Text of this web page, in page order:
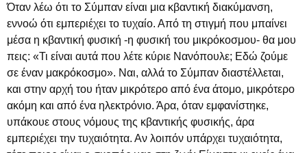
Όταν λέω ότι το Σύμπαν είναι μια κβαντική διακύμανση,
εννοώ ότι εμπεριέχει το τυχαίο. Από τη στιγμή που μπαίνει
μέσα η κβαντική φυσική -η φυσική του μικρόκοσμου- θα μου
πεις: «Τι είναι αυτά που λέτε κύριε Νανόπουλε; Εδώ ζούμε
σε έναν μακρόκοσμο». Ναι, αλλά το Σύμπαν διαστέλλεται,
και στην αρχή του ήταν μικρότερο από ένα άτομο, μικρότερο
ακόμη και από ένα ηλεκτρόνιο. Άρα, όταν εμφανίστηκε,
υπάκουε στους νόμους της κβαντικής φυσικής, άρα
εμπεριέχει την τυχαιότητα. Αν λοιπόν υπάρχει τυχαιότητα,